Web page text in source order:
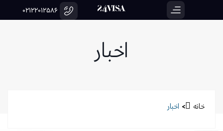
02122012586
اخبار
خانه > اخبار